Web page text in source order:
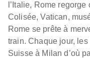
l’Italie, Rome
Colisée, Vatican,
Rome se prête à
train. Chaque jour,
Suisse à Milan d’où